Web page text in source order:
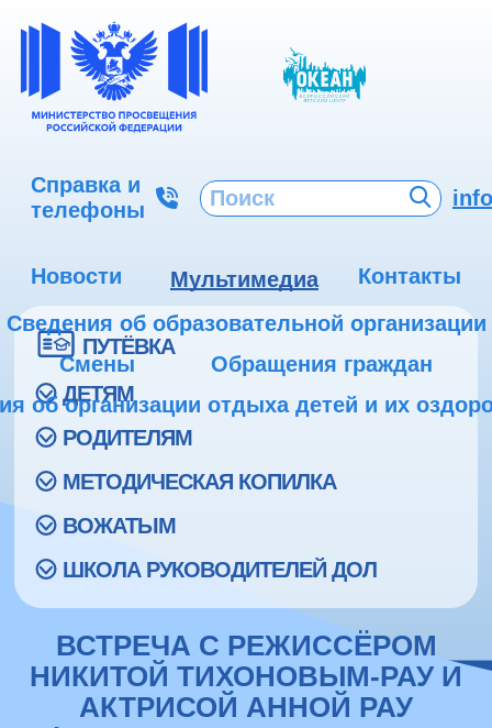
Справка и
телефоны
Новости Мультимедиа
Контакты
Сведения об образовательной организации
Смены
Обращения граждан
об организации отдыха детей и их
ПУТЁВКА
ДЕТЯМ
РОДИТЕЛЯМ
МЕТОДИЧЕСКАЯ КОПИЛКА
ВОЖАТЫМ
ШКОЛА РУКОВОДИТЕЛЕЙ ДОЛ
ВСТРЕЧА С РЕЖИССЁРОМ
НИКИТОЙ ТИХОНОВЫМ-РАУ И
АКТРИСОЙ АННОЙ РАУ